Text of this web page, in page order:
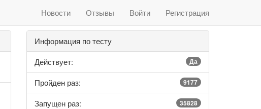
Новости Отзывы Войти Регистрация
Информация по тесту
Действует:
Да
Пройден раз: 9177
Запущен раз: 35828